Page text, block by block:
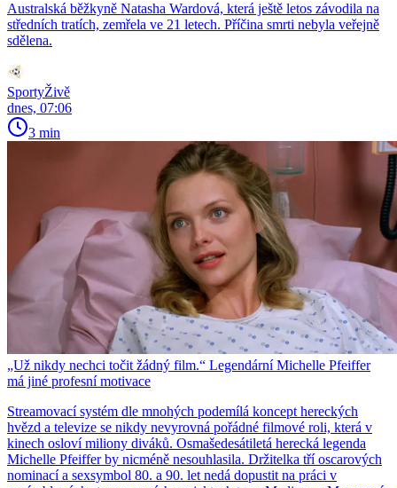
Australská běžkyně Natasha Wardová, která ještě letos závodila na
středních tratích, zemřela ve 21 letech. Příčina smrti nebyla veřejně
sdělena.
SportyŽivě
dnes, 07:06
3 min
„Už nikdy nechci točit žádný film.“ Legendární Michelle Pfeiffer
má jiné profesní motivace
Streamovací systém dle mnohých podemílá koncept hereckých
hvězd a televize se nikdy nevyrovná pořádné filmové roli, která v
kinech osloví miliony diváků. Osmašedesátiletá herecká legenda
Michelle Pfeiffer by nicméně nesouhlasila. Držitelka tří oscarových
nominací a sexsymbol 80. a 90. let nedá dopustit na práci v